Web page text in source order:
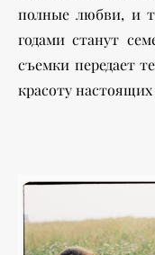
полные любви, и
годами станут
съемки передает
красоту